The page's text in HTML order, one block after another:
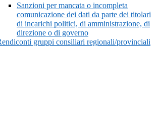
Sanzioni per mancata o incompleta
comunicazione dei dati da parte dei titolari
di incarichi politici, di amministrazione, di
direzione o di governo
gruppi consiliari regionali/provinciali